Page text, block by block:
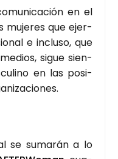
en el
muje­res que ejer­
e inclu­so, que
sigue sien­
en las posi­
se suma­rán a lo